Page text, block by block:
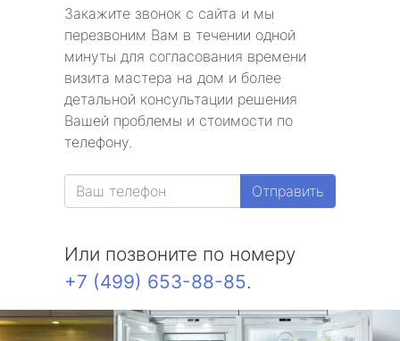
Закажите звонок с сайта и мы
перезвоним Вам в течении одной
минуты для согласования времени
визита мастера на дом и более
детальной консультации решения
Вашей проблемы и стоимости по
телефону.
Отправить
Или позвоните по номеру
+7 (499) 653-88-85.